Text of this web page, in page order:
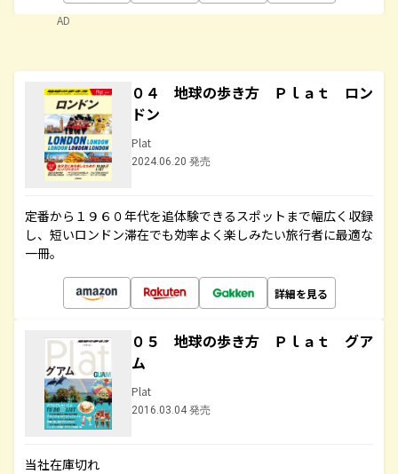
AD
０４ 地球の歩き方 Ｐｌａｔ ロン
ドン
Plat
2024.06.20 発売
定番から１９６０年代を追体験できるスポットまで幅広く収録
し、短いロンドン滞在でも効率よく楽しみたい旅行者に最適な
一冊。
詳細を見る
０５ 地球の歩き方 Ｐｌａｔ グア
ム
Plat
2016.03.04 発売
当社在庫切れ